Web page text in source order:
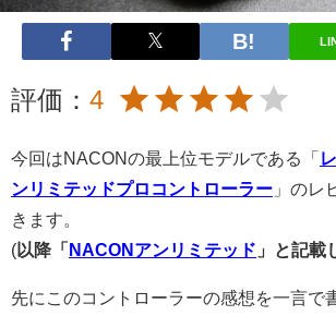
評価： 4
今回はNACONの最上位モデルである「
ンリミテッドプロコントローラー 」のレ
きます。
(以降「 NACONアンリミテッド 」と記載
先にこのコントローラーの感想を一言で